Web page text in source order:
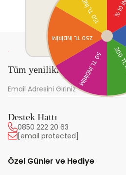
Tüm yeniliklerden önce sen
Destek Hattı
0850 222 20 63
[email protected]
Özel Günler ve Hediye